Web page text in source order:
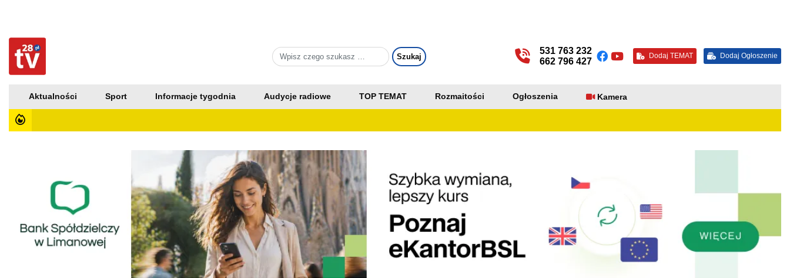
531 763 232
662 796 427
Dodaj TEMAT Dodaj Ogłoszenie
Aktualności Sport Informacje tygodnia Audycje radiowe TOP TEMAT Rozmaitości Ogłoszenia Kamera